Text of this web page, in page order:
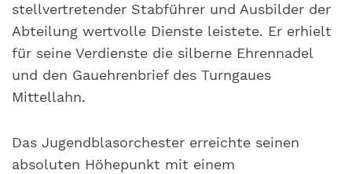
stellvertretender Stabführer und Ausbilder der
Abteilung wertvolle Dienste leistete. Er erhielt
für seine Verdienste die silberne Ehrennadel
und den Gauehrenbrief des Turngaues
Mittellahn.
Das Jugendblasorchester erreichte seinen
absoluten Höhepunkt mit einem